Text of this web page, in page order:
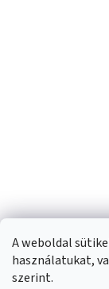
A weboldal
használatukat,
szerint.